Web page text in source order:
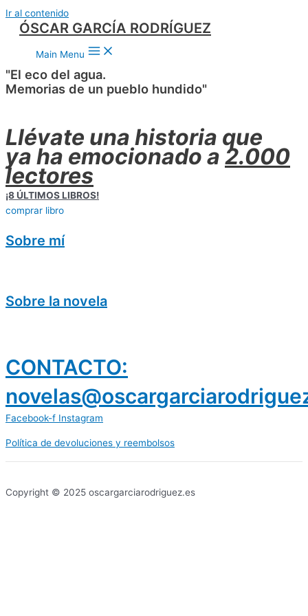
Ir al contenido
ÓSCAR GARCÍA RODRÍGUEZ
Main Menu
"El eco del agua.
Memorias de un pueblo hundido"
Llévate una historia que
ya ha emocionado a 2.000
lectores
¡8 ÚLTIMOS LIBROS!
comprar libro
Sobre mí
Sobre la novela
CONTACTO:
Facebook-f Instagram
Política de devoluciones y reembolsos
Copyright © 2025 oscargarciarodriguez.es